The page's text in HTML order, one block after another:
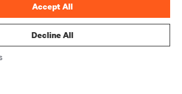
登録する
Decline All
Accept All